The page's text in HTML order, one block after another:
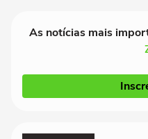
As notícias mais